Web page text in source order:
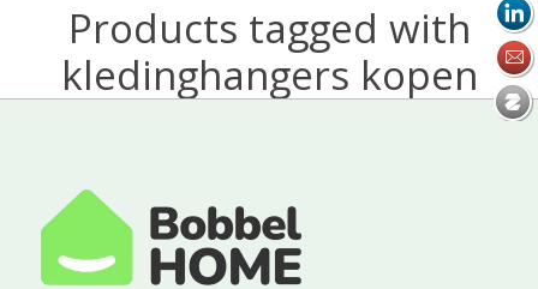
Products tagged with
kledinghangers kopen